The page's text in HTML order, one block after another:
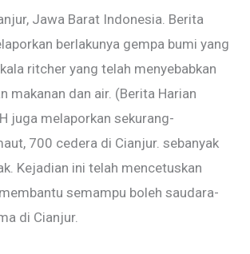
Jawa Barat Indonesia. Berita
berlakunya gempa bumi yang
ritcher yang telah menyebabkan
makanan dan air. (Berita Harian
juga melaporkan sekurang-
700 cedera di Cianjur. sebanyak
Kejadian ini telah mencetuskan
semampu boleh saudara-
di Cianjur.